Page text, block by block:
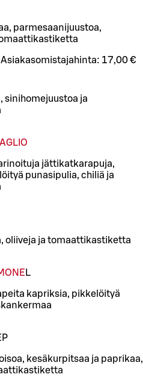
parmesaanijuustoa,
Asiakasomistajahinta: 17,00 €
sinihomejuustoa ja
jättikatkarapuja,
punasipulia, chiliä ja
oliiveja ja tomaattikastiketta
L
kapriksia, pikkelöityä
kesäkurpitsaa ja paprikaa,